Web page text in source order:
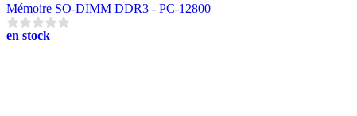
Mémoire SO-DIMM DDR3 - PC-12800
en stock